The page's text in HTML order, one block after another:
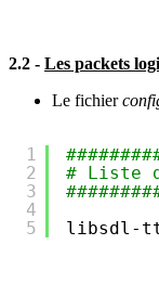
2.2 - Les packets
Le fichier
1
2
3
4
5
# Liste
libsdl-